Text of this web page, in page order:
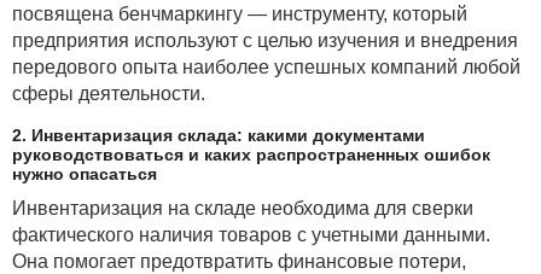
посвящена бенчмаркингу — инструменту, который
предприятия используют с целью изучения и внедрения
передового опыта наиболее успешных компаний любой
сферы деятельности.
2. Инвентаризация склада: какими документами
руководствоваться и каких распространенных ошибок
нужно опасаться
Инвентаризация на складе необходима для сверки
фактического наличия товаров с учетными данными.
Она помогает предотвратить финансовые потери,